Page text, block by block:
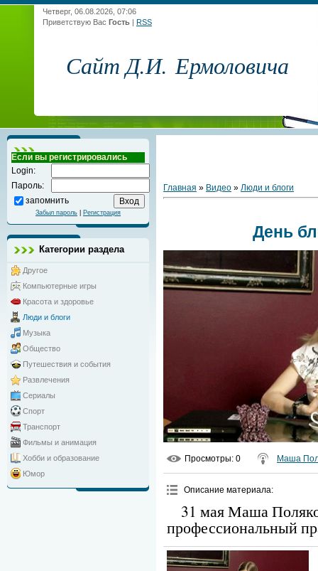
Четверг, 06.08.2026, 07:06
Приветствую Вас Гость | RSS
Сайт Д.И. Ермоловича
Если вы регистрировались
Login:
Пароль:
запомнить
Забыл пароль Регистрация
Категории раздела
Другое
Компьютерные игры
Красота и здоровье
Люди и блоги
Музыка
Общество
Путешествия и события
Развлечения
Сериалы
Спорт
Транспорт
Фильмы и анимация
Хобби и образование
Юмор
Главная » Видео » Люди и блоги
День
Просмотры: 0 Маша
Описание материала:
31 мая Маша
профессиональный